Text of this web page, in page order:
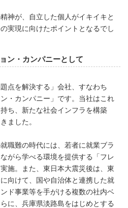
神が、自立した個人がイキイキと
実現に向けたポイントとなるでし
ン・カンパニーとして
点を解決する」会社、すなわち
・カンパニー」です。当社はこれ
ち、新たな社会インフラを構築
ました。
職難の時代には、若者に就業ブラ
がら学べる環境を提供する「フレ
施。また、東日本大震災後は、東
向けて、国や自治体と連携した就
ド事業等を手がける複数の社内ベ
に、兵庫県淡路島をはじめとする